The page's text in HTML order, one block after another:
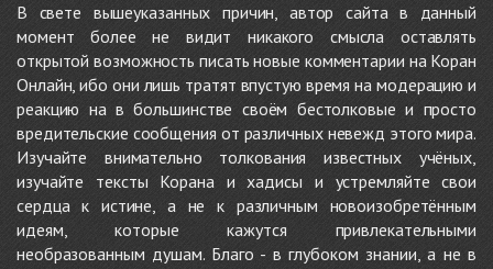
В свете вышеуказанных причин, автор сайта в данный
момент более не видит никакого смысла оставлять
открытой возможность писать новые комментарии на Коран
Онлайн, ибо они лишь тратят впустую время на модерацию и
реакцию на в большинстве своём бестолковые и просто
вредительские сообщения от различных невежд этого мира.
Изучайте внимательно толкования известных учёных,
изучайте тексты Корана и хадисы и устремляйте свои
сердца к истине, а не к различным новоизобретённым
идеям, которые кажутся привлекательными
необразованным душам. Благо - в глубоком знании, а не в